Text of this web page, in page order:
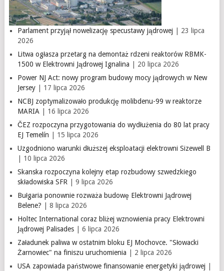
Parlament przyjął nowelizację specustawy jądrowej | 23 lipca
2026
Litwa ogłasza przetarg na demontaż rdzeni reaktorów RBMK-
1500 w Elektrowni Jądrowej Ignalina | 20 lipca 2026
Power NJ Act: nowy program budowy mocy jądrowych w New
Jersey| 17 lipca 2026
NCBJ zoptymalizowało produkcję molibdenu-99 w reaktorze
MARIA | 16 lipca 2026
ČEZ rozpoczyna przygotowania do wydłużenia do 80 lat pracy
EJ Temelín | 15 lipca 2026
Uzgodniono warunki dłuższej eksploatacji elektrowni Sizewell B
| 10 lipca 2026
Skanska rozpoczyna kolejny etap rozbudowy szwedzkiego
składowiska SFR | 9 lipca 2026
Bułgaria ponownie rozważa budowę Elektrowni Jądrowej
Belene? | 8 lipca 2026
Holtec International coraz bliżej wznowienia pracy Elektrowni
Jądrowej Palisades| 6 lipca 2026
Załadunek paliwa w ostatnim bloku EJ Mochovce. "Słowacki
Żarnowiec" na finiszu uruchomienia | 2 lipca 2026
USA zapowiada państwowe finansowanie energetyki jądrowej